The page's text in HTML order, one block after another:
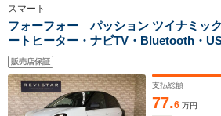
スマート
フォーフォー パッション ツイナミッ
ートヒーター・ナビTV・Bluetooth・
ルーズコントロール・コーナーセンサー
チ・15インチアルミホイル
販売店保証
支払総額
77.6 万円